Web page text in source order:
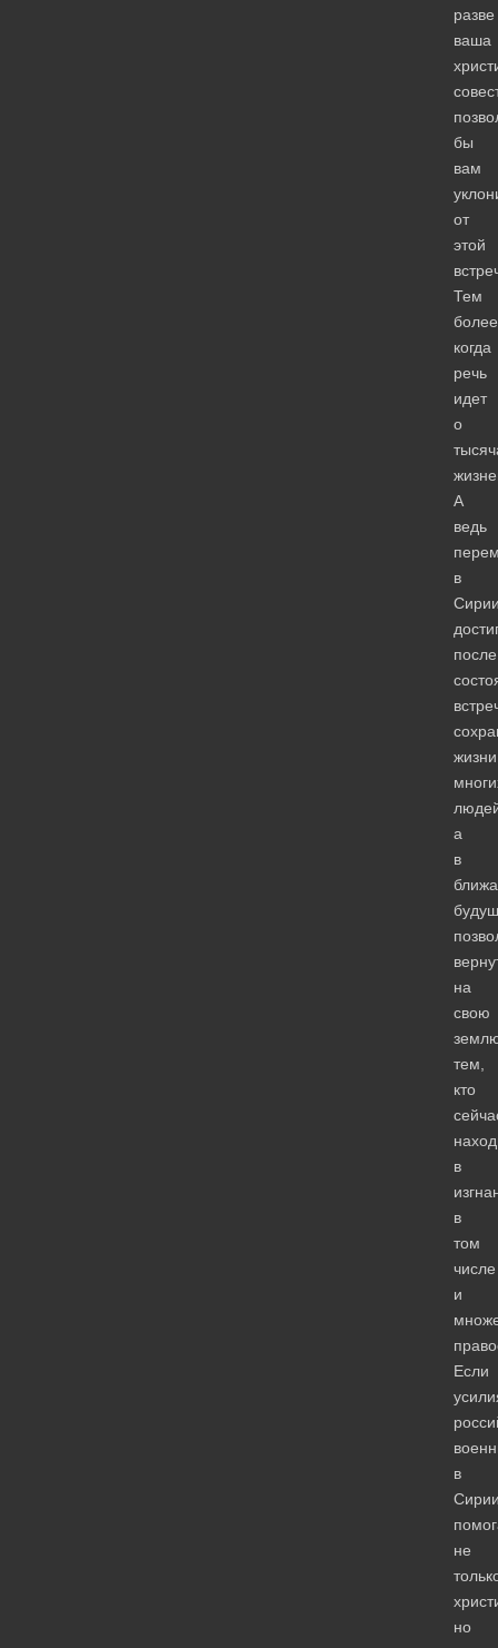
разве
ваша
бы
вам
от
этой
Тем
когда
речь
идет
о
А
ведь
в
после
жизни
а
в
на
свою
тем,
кто
в
в
том
числе
и
Если
в
не
но